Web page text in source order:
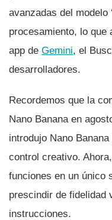
avanzadas del modelo
procesamiento, lo que
app de Gemini, el
desarrolladores.
Recordemos que la
Nano Banana en
introdujo Nano
control creativo.
funciones en un único
prescindir de fidelidad
instrucciones.